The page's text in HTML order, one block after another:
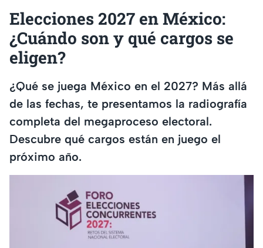
Elecciones 2027 en México:
¿Cuándo son y qué cargos se
eligen?
¿Qué se juega México en el 2027? Más allá
de las fechas, te presentamos la radiografía
completa del megaproceso electoral.
Descubre qué cargos están en juego el
próximo año.